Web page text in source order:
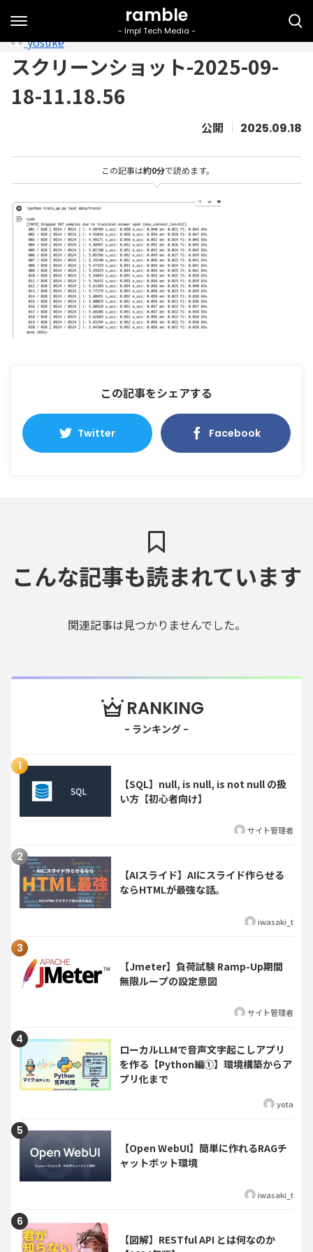
yosuke
スクリーンショット-2025-09-
18-11.18.56
2025.09.18
この記事は約0分で読めます。
この記事をシェアする
Twitter Facebook
こんな記事も読まれています
関連記事は見つかりませんでした。
RANKING
【SQL】null, is null, is not null の扱
い方【初心者向け】
サイト管理者
【AIスライド】AIにスライド作らせる
ならHTMLが最強な話。
iwasaki_t
【Jmeter】負荷試験 Ramp-Up期間
無限ループの設定意図
サイト管理者
ローカルLLMで音声文字起こしアプリ
を作る【Python編①】環境構築からア
プリ化まで
yota
【Open WebUI】簡単に作れるRAGチ
ャットボット環境
iwasaki_t
【図解】RESTful API とは何なのか